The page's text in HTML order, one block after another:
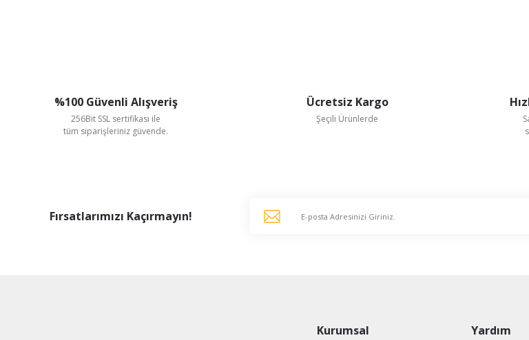
%100 Güvenli Alışveriş
256Bit SSL sertifikası ile
tüm siparişleriniz güvende.
Ücretsiz Kargo
Şeçili Ürünlerde
Fırsatlarımızı Kaçırmayın!
Kurumsal Yardım